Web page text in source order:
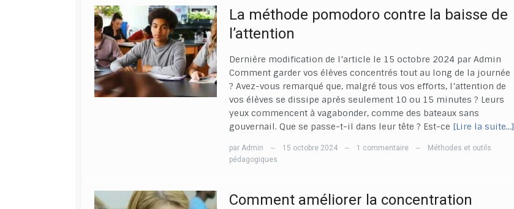
La méthode pomodoro contre la baisse de
l’attention
Dernière modification de l’article le 15 octobre 2024 par Admin
Comment garder vos élèves concentrés tout au long de la journée
? Avez-vous remarqué que, malgré tous vos efforts, l’attention de
vos élèves se dissipe après seulement 10 ou 15 minutes ? Leurs
yeux commencent à vagabonder, comme des bateaux sans
gouvernail. Que se passe-t-il dans leur tête ? Est-ce [Lire la suite…]
par Admin — 15 octobre 2024 — 1 commentaire —
Méthodes et outils
pédagogiques
Comment améliorer la concentration